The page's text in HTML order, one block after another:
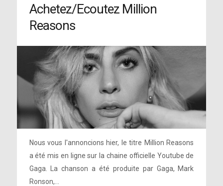
Achetez/Ecoutez Million
Reasons
Nous vous l'annoncions hier, le titre Million Reasons
a été mis en ligne sur la chaine officielle Youtube de
Gaga. La chanson a été produite par Gaga, Mark
Ronson,...